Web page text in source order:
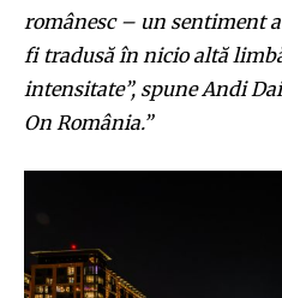
românesc – un sentiment
fi tradusă în nicio altă
intensitate”, spune Andi
On România.”